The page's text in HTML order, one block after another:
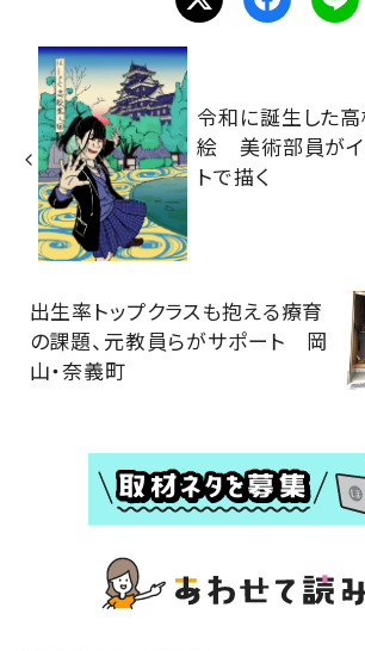
令和に誕生した
絵 美術部員がイ
トで描く
出生率トップクラスも抱える療育
の課題、元教員らがサポート 岡
山・奈義町